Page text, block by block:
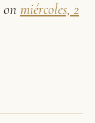
on miércoles, 2